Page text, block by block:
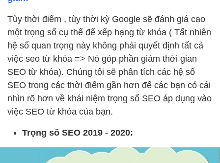
Tùy thời điểm , tùy thời kỳ Google sẽ đánh giá cao
một trọng số cụ thể để xếp hạng từ khóa ( Tất nhiên
hệ số quan trọng này không phải quyết định tất cả
việc seo từ khóa => Nó góp phần giảm thời gian
SEO từ khóa). Chúng tôi sẽ phân tích các hệ số
SEO trong các thời điểm gần hơn để các bạn có cái
nhìn rõ hơn về khái niệm trọng số SEO áp dụng vào
việc SEO từ khóa của bạn.
Trọng số SEO 2019 - 2020: